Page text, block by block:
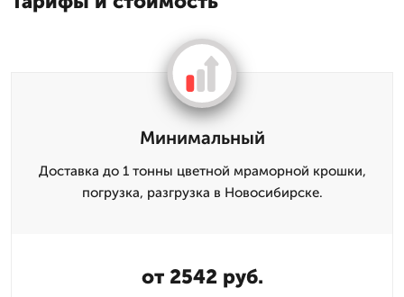
Минимальный
Доставка до 1 тонны цветной мраморной крошки,
погрузка, разгрузка в Новосибирске.
от 2542 руб.